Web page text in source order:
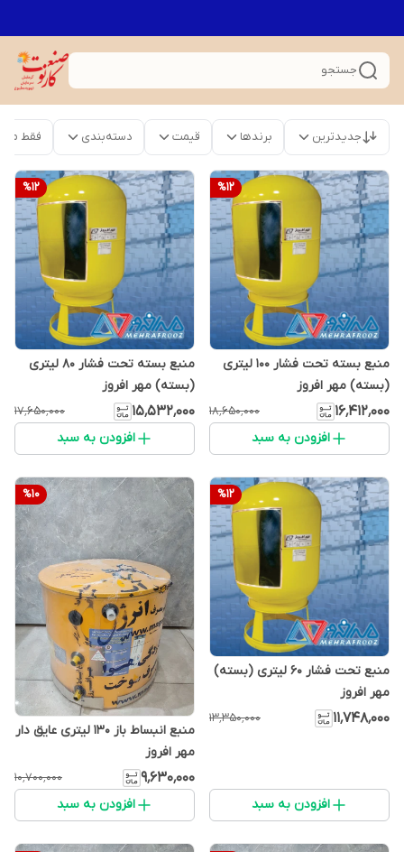
جستجو
جدیدترین برندها قیمت دسته‌بندی فقط
%12
منبع بسته تحت فشار 100 لیتری
(بسته) مهر افروز
۱۶٬۴۱۲٬۰۰۰ ۱۸٬۶۵۰٬۰۰۰
افزودن به سبد
%12
منبع بسته تحت فشار 80 لیتری
(بسته) مهر افروز
۱۵٬۵۳۲٬۰۰۰ ۱۷٬۶۵۰٬۰۰۰
افزودن به سبد
%12
منبع تحت فشار 60 لیتری (بسته)
مهر افروز
۱۱٬۷۴۸٬۰۰۰ ۱۳٬۳۵۰٬۰۰۰
افزودن به سبد
%10
منبع انبساط باز 130 لیتری عایق دار
مهر افروز
۹٬۶۳۰٬۰۰۰ ۱۰٬۷۰۰٬۰۰۰
افزودن به سبد